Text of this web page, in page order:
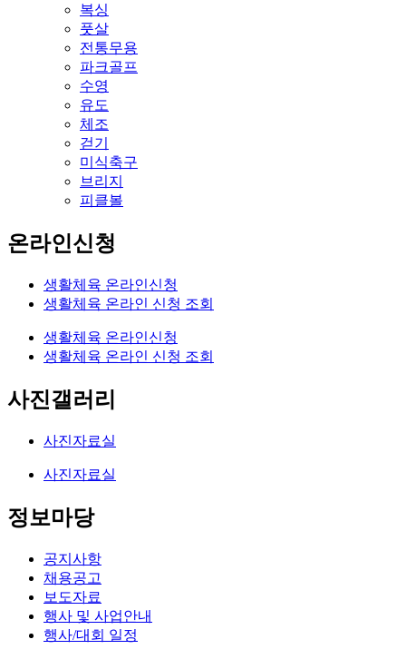
복싱
풋살
전통무용
파크골프
수영
유도
체조
걷기
미식축구
브리지
피클볼
온라인신청
생활체육 온라인신청
생활체육 온라인 신청 조회
생활체육 온라인신청
생활체육 온라인 신청 조회
사진갤러리
사진자료실
사진자료실
정보마당
공지사항
채용공고
보도자료
행사 및 사업안내
행사/대회 일정